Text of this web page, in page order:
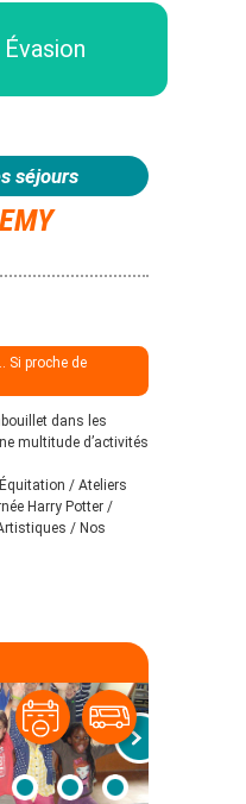
séjours
Si proche de
dans les
multitude d’activités
/ Ateliers
Harry Potter /
/ Nos